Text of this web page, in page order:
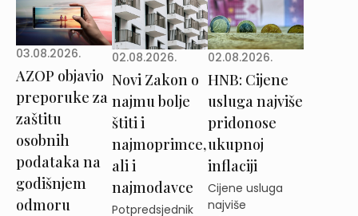
03.08.2026.
AZOP objavio
preporuke za
zaštitu
osobnih
podataka na
godišnjem
odmoru
02.08.2026.
Novi Zakon o
najmu bolje
štiti i
najmoprimce,
ali i
najmodavce
Potpredsjednik
02.08.2026.
HNB: Cijene
usluga najviše
pridonose
ukupnoj
inflaciji
Cijene usluga
najviše